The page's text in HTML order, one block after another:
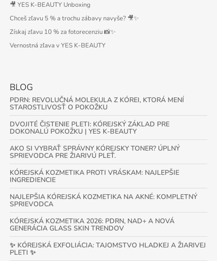
🎥 YES K-BEAUTY Unboxing
Chceš zľavu 5 % a trochu zábavy navyše? 🎥✨
Získaj zľavu 10 % za fotorecenziu 📸✨
Vernostná zľava v YES K-BEAUTY
BLOG
PDRN: REVOLUČNÁ MOLEKULA Z KÓREI, KTORÁ MENÍ
STAROSTLIVOSŤ O POKOŽKU
DVOJITÉ ČISTENIE PLETI: KÓREJSKÝ ZÁKLAD PRE
DOKONALÚ POKOŽKU | YES K-BEAUTY
AKO SI VYBRAŤ SPRÁVNY KÓREJSKY TONER? ÚPLNÝ
SPRIEVODCA PRE ŽIARIVÚ PLEŤ.
KÓREJSKÁ KOZMETIKA PROTI VRÁSKAM: NAJLEPŠIE
INGREDIENCIE
NAJLEPŠIA KÓREJSKÁ KOZMETIKA NA AKNÉ: KOMPLETNÝ
SPRIEVODCA
KÓREJSKÁ KOZMETIKA 2026: PDRN, NAD+ A NOVÁ
GENERÁCIA GLASS SKIN TRENDOV
✨ KÓREJSKÁ EXFOLIÁCIA: TAJOMSTVO HLADKEJ A ŽIARIVEJ
PLETI ✨